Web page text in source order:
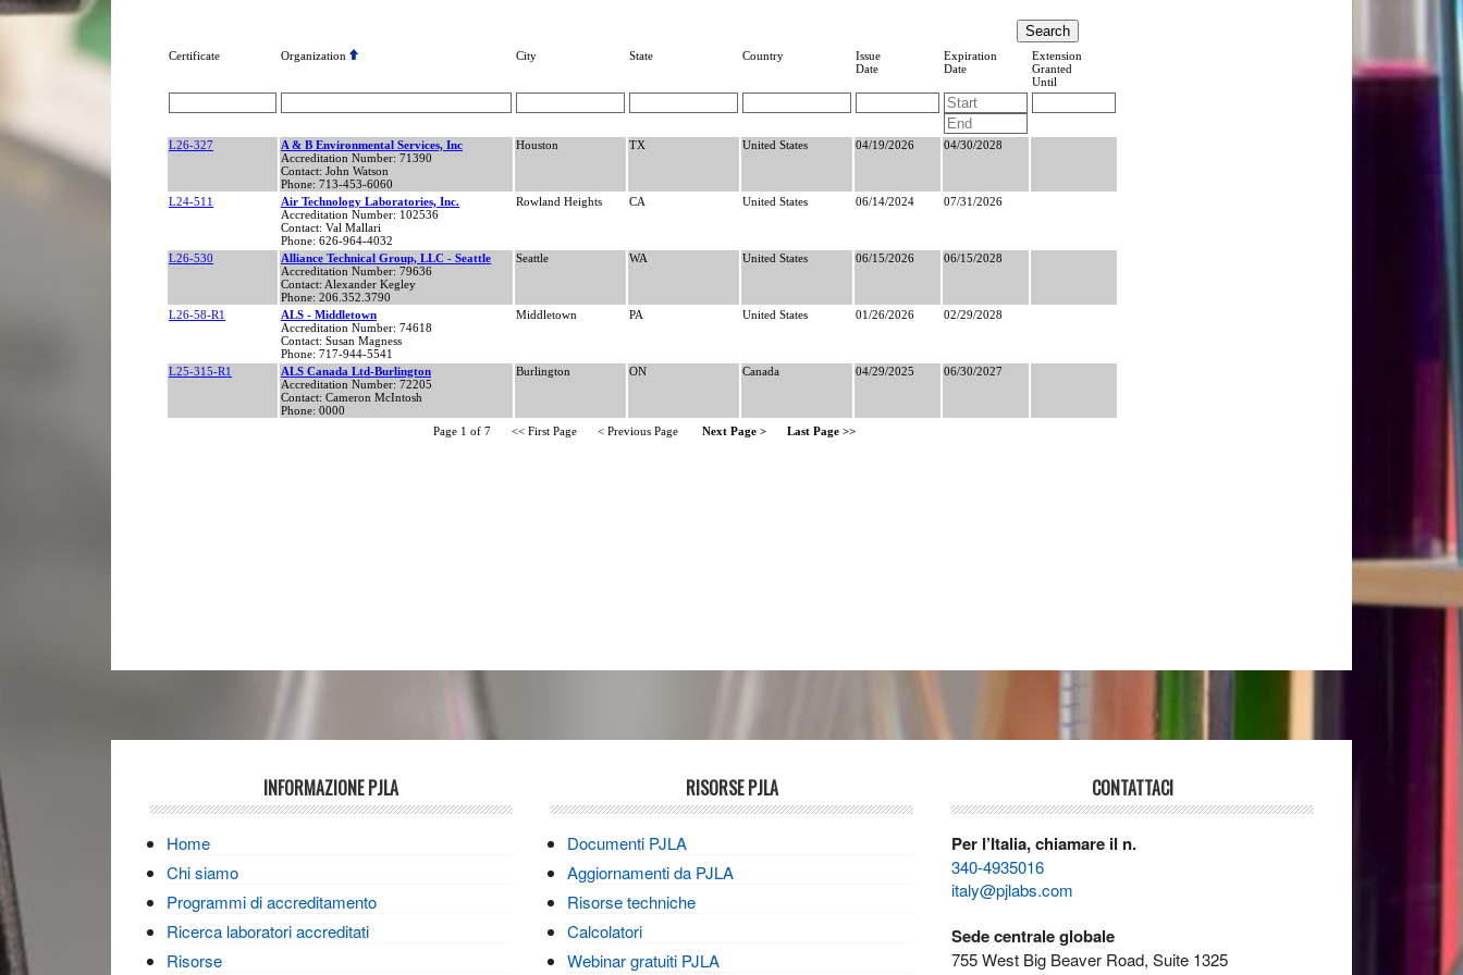
INFORMAZIONE PJLA
Home
Chi siamo
Programmi di accreditamento
Ricerca laboratori accreditati
Risorse
RISORSE PJLA
Documenti PJLA
Aggiornamenti da PJLA
Risorse techniche
Calcolatori
Webinar gratuiti PJLA
CONTATTACI
Per l’Italia, chiamare il n.
340-4935016
italy@pjlabs.com
Sede centrale globale
755 West Big Beaver Road, Suite 1325